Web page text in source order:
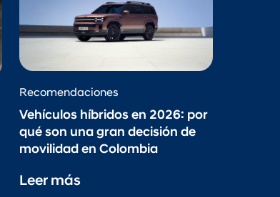
Recomendaciones
Vehículos híbridos en 2026: por
qué son una gran decisión de
movilidad en Colombia
Leer más